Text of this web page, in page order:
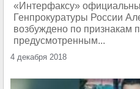
«Интерфаксу»
Генпрокуратуры России
возбуждено по признакам
предусмотренным...
4 декабря 2018